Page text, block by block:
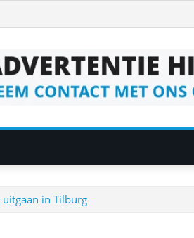
in Tilburg